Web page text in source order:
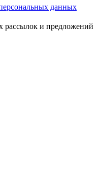
данных
рассылок и предложений